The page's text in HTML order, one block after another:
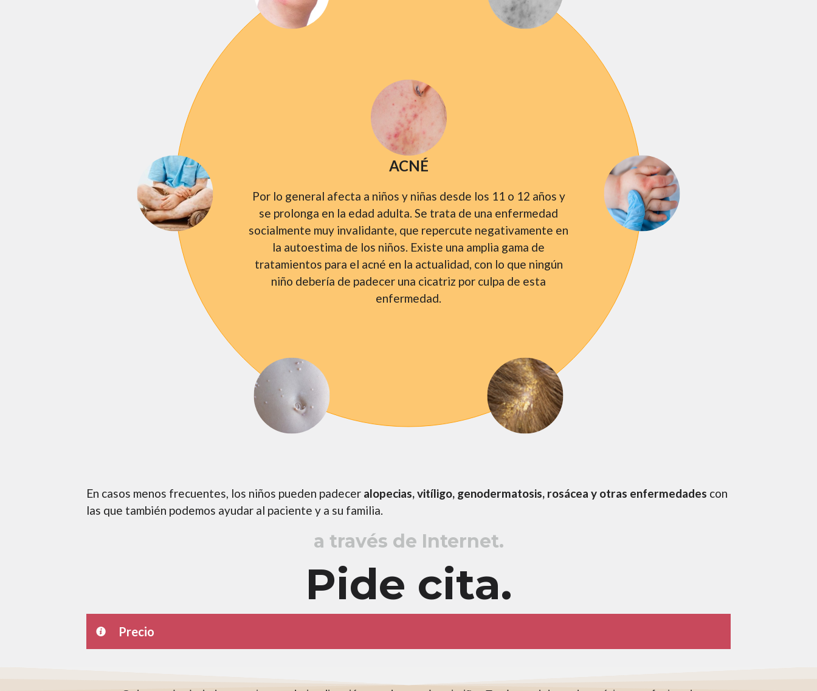
ACNÉ
Por lo general afecta a niños y niñas desde los 11 o 12 años y
se prolonga en la edad adulta. Se trata de una enfermedad
socialmente muy invalidante, que repercute negativamente en
la autoestima de los niños. Existe una amplia gama de
tratamientos para el acné en la actualidad, con lo que ningún
niño debería de padecer una cicatriz por culpa de esta
enfermedad.
En casos menos frecuentes, los niños pueden padecer alopecias, vitíligo, genodermatosis, rosácea y otras enfermedades con
las que también podemos ayudar al paciente y a su familia.
a través de Internet.
Pide cita.
Precio